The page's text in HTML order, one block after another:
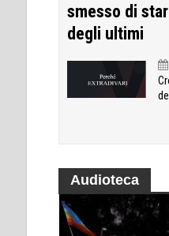
smesso di
degli ultimi
Audioteca